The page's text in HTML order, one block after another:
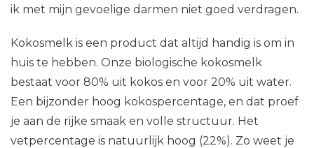
ik met mijn gevoelige darmen niet goed verdragen.
Kokosmelk is een product dat altijd handig is om in
huis te hebben. Onze biologische kokosmelk
bestaat voor 80% uit kokos en voor 20% uit water.
Een bijzonder hoog kokospercentage, en dat proef
je aan de rijke smaak en volle structuur. Het
vetpercentage is natuurlijk hoog (22%). Zo weet je